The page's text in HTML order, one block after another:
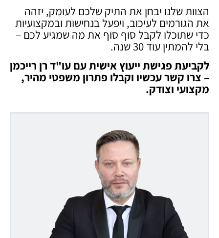
הצוות שלנו יבחן את התיק שלכם לעומק, יזהה
את הגורמים לעיכוב, ויפעל בנחישות ובמקצועיות
כדי שתוכלו לקבל סוף סוף את מה שמגיע לכם –
בלי להמתין עוד 30 שנה.
לקביעת פגישת ייעוץ אישית עם עו"ד רן רייכמן
– צרו קשר עכשיו וקבלו פתרון משפטי מהיר,
מקצועי וצודק.